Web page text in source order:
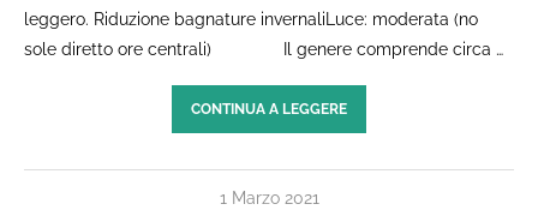
leggero. Riduzione bagnature invernaliLuce: moderata (no
sole diretto ore centrali) Il genere comprende circa …
CONTINUA A LEGGERE
1 Marzo 2021